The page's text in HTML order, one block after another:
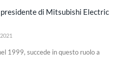
di Mitsubishi Electric
1999, succede in questo ruolo a